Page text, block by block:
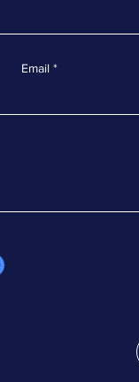
Email